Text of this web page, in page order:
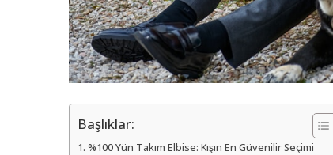
Başlıklar:
%100 Yün Takım Elbise: Kışın En Güvenilir Seçimi